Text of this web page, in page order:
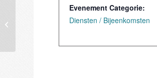
Evenement Categorie:
Diensten / Bijeenkomsten